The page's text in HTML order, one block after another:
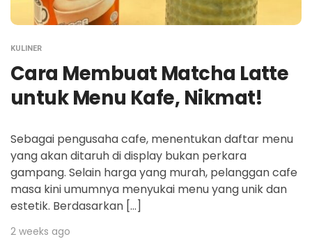
KULINER
Cara Membuat Matcha Latte
untuk Menu Kafe, Nikmat!
Sebagai pengusaha cafe, menentukan daftar menu
yang akan ditaruh di display bukan perkara
gampang. Selain harga yang murah, pelanggan cafe
masa kini umumnya menyukai menu yang unik dan
estetik. Berdasarkan […]
2 weeks ago